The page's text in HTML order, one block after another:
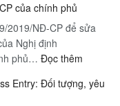
Bắc
|
của chính phủ
2019/NĐ-CP để sửa
Nghị định
phủ… Đọc thêm
dung
Entry: Đối tượng, yêu